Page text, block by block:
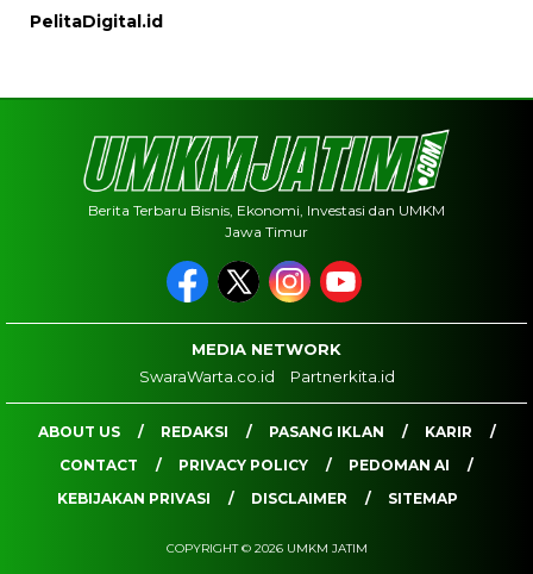
PelitaDigital.id
Berita Terbaru Bisnis, Ekonomi, Investasi dan UMKM
Jawa Timur
MEDIA NETWORK
SwaraWarta.co.id
Partnerkita.id
ABOUT US REDAKSI PASANG IKLAN
KARIR
CONTACT
PRIVACY POLICY
PEDOMAN AI
KEBIJAKAN PRIVASI
DISCLAIMER SITEMAP
COPYRIGHT © 2026 UMKM JATIM